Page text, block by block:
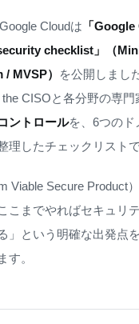
Cloudは 「
checklist」（
MVSP）
を公開しまし
CISOと各分野の専門
ントロールを、6つのド
理したチェックリストで
Viable Secure Product
こまでやればセキュリ
」という明確な出発点
す。